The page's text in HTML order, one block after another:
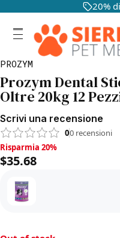
20%
PROZYM
Prozym Dental
Oltre 20kg 12
Scrivi una recensione
00 recensioni
Risparmia 20%,
Risparmia 20%
$35.68